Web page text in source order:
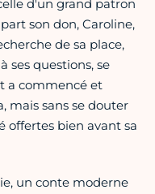
d'un grand patron
son don, Caroline,
de sa place,
ses questions, se
a commencé et
mais sans se douter
offertes bien avant sa
un conte moderne